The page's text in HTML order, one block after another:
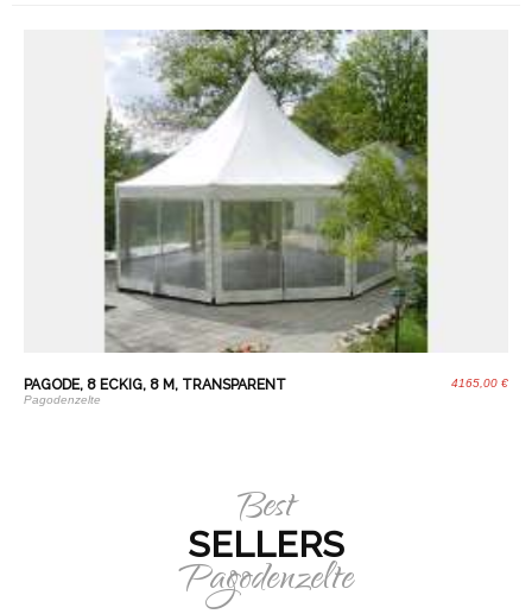
4165,00 €
PAGODE, 8 ECKIG, 8 M, TRANSPARENT
Pagodenzelte
Best
SELLERS
Pagodenzelte